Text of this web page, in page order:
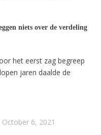
niets over de verdeling
het eerst zag begreep
jaren daalde de
October 6, 2021